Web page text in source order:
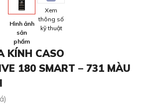
Hình ảnh
sản
phẩm
Xem
thông số
kỹ thuật
KÍNH CASO
180 SMART – 731 MÀU